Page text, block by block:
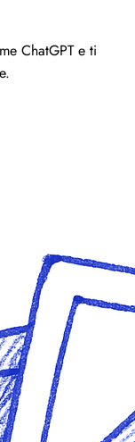
ChatGPT e ti